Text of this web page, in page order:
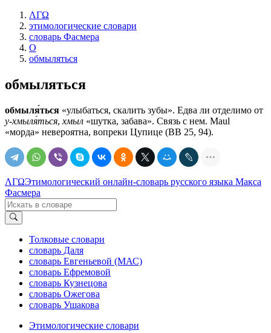
ΛΓΩ
этимологические словари
словарь Фасмера
О
обмыляться
обмыляться
обмыля́ться «улыбаться, скалить зубы». Едва ли отделимо от
у-хмыля́ться, хмыл «шутка, забава». Связь с нем. Маul
«морда» невероятна, вопреки Цупице (ВВ 25, 94).
ΛΓΩЭтимологический онлайн-словарь русского языка Макса
Фасмера
Толковые словари
словарь Даля
словарь Евгеньевой (МАС)
словарь Ефремовой
словарь Кузнецова
словарь Ожегова
словарь Ушакова
Этимологические словари